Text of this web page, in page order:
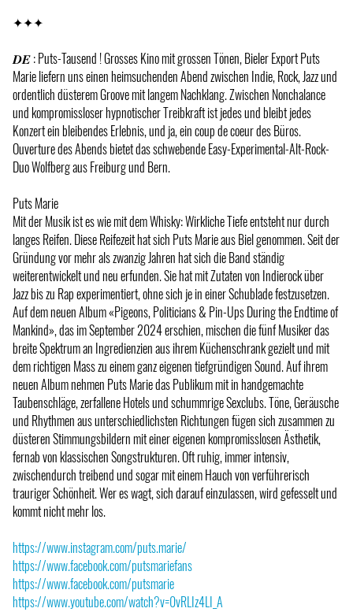
✦✦✦
𝑫𝑬 : Puts-Tausend ! Grosses Kino mit grossen Tönen, Bieler Export Puts
Marie liefern uns einen heimsuchenden Abend zwischen Indie, Rock, Jazz und
ordentlich düsterem Groove mit langem Nachklang. Zwischen Nonchalance
und kompromissloser hypnotischer Treibkraft ist jedes und bleibt jedes
Konzert ein bleibendes Erlebnis, und ja, ein coup de coeur des Büros.
Ouverture des Abends bietet das schwebende Easy-Experimental-Alt-Rock-
Duo Wolfberg aus Freiburg und Bern.
Puts Marie
Mit der Musik ist es wie mit dem Whisky: Wirkliche Tiefe entsteht nur durch
langes Reifen. Diese Reifezeit hat sich Puts Marie aus Biel genommen. Seit der
Gründung vor mehr als zwanzig Jahren hat sich die Band ständig
weiterentwickelt und neu erfunden. Sie hat mit Zutaten von Indierock über
Jazz bis zu Rap experimentiert, ohne sich je in einer Schublade festzusetzen.
Auf dem neuen Album «Pigeons, Politicians & Pin-Ups During the Endtime of
Mankind», das im September 2024 erschien, mischen die fünf Musiker das
breite Spektrum an Ingredienzien aus ihrem Küchenschrank gezielt und mit
dem richtigen Mass zu einem ganz eigenen tiefgründigen Sound. Auf ihrem
neuen Album nehmen Puts Marie das Publikum mit in handgemachte
Taubenschläge, zerfallene Hotels und schummrige Sexclubs. Töne, Geräusche
und Rhythmen aus unterschiedlichsten Richtungen fügen sich zusammen zu
düsteren Stimmungsbildern mit einer eigenen kompromisslosen Ästhetik,
fernab von klassischen Songstrukturen. Oft ruhig, immer intensiv,
zwischendurch treibend und sogar mit einem Hauch von verführerisch
trauriger Schönheit. Wer es wagt, sich darauf einzulassen, wird gefesselt und
kommt nicht mehr los.
https://www.instagram.com/puts.marie/
https://www.facebook.com/putsmariefans
https://www.facebook.com/putsmarie
https://www.youtube.com/watch?v=0vRLIz4LI_A